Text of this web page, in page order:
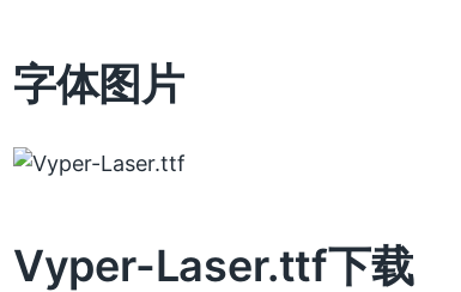
字体图片
Vyper-Laser.ttf下载